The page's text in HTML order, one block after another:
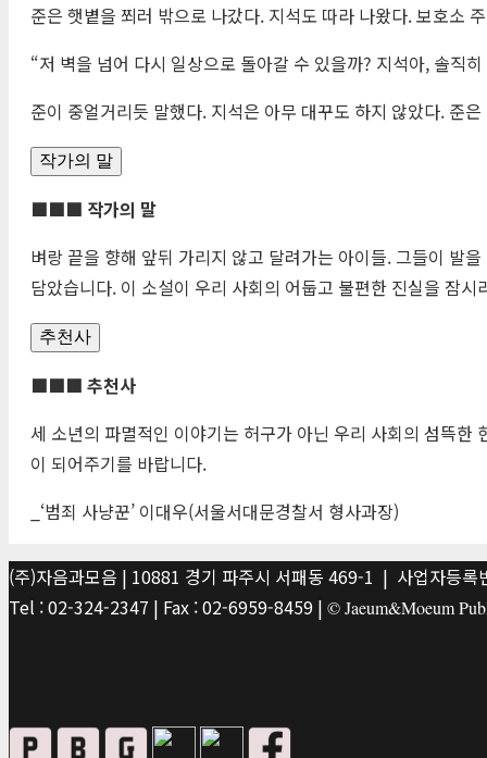
준은 햇볕을 쬐러 밖으로 나갔다. 지석도 따라 나왔다. 보호소
“저 벽을 넘어 다시 일상으로 돌아갈 수 있을까? 지석아, 솔직
준이 중얼거리듯 말했다. 지석은 아무 대꾸도 하지 않았다. 준
작가의 말
■■■ 작가의 말
벼랑 끝을 향해 앞뒤 가리지 않고 달려가는 아이들. 그들이 발
담았습니다. 이 소설이 우리 사회의 어둡고 불편한 진실을 잠
추천사
■■■ 추천사
세 소년의 파멸적인 이야기는 허구가 아닌 우리 사회의 섬뜩
이 되어주기를 바랍니다.
_‘범죄 사냥꾼’ 이대우(서울서대문경찰서 형사과장)
(주)자음과모음 | 10881 경기 파주시 서패동 469-1 | 사업자등
Tel : 02-324-2347 | Fax : 02-6959-8459 | © Jaeum&Moeum